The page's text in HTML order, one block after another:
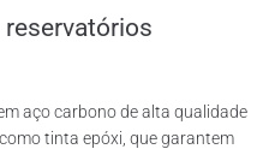
reservatórios
aço carbono de alta qualidade
tinta epóxi, que garantem